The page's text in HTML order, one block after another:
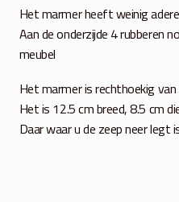
Het marmer heeft weinig
Aan de onderzijde 4 rubberen
meubel
Het marmer is rechthoekig
Het is 12.5 cm breed, 8.5 cm
Daar waar u de zeep neer legt